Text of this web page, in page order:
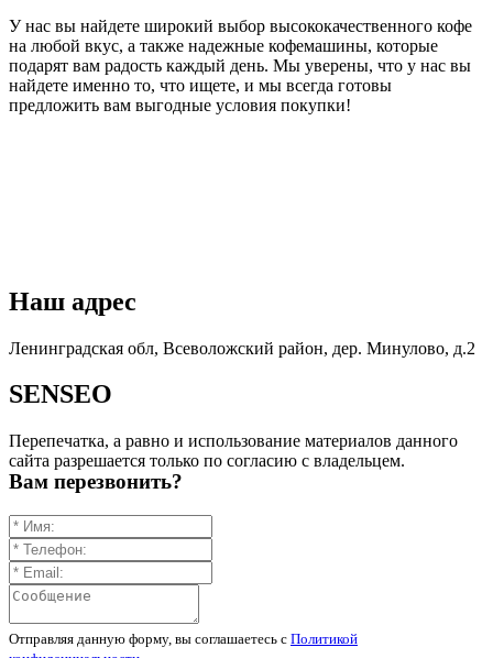
У нас вы найдете широкий выбор высококачественного кофе
на любой вкус, а также надежные кофемашины, которые
подарят вам радость каждый день. Мы уверены, что у нас вы
найдете именно то, что ищете, и мы всегда готовы
предложить вам выгодные условия покупки!
Наш адрес
Ленинградская обл, Всеволожский район, дер. Минулово, д.2
SENSEO
Перепечатка, а равно и использование материалов данного
сайта разрешается только по согласию с владельцем.
Вам перезвонить?
Отправляя данную форму, вы соглашаетесь c Политикой